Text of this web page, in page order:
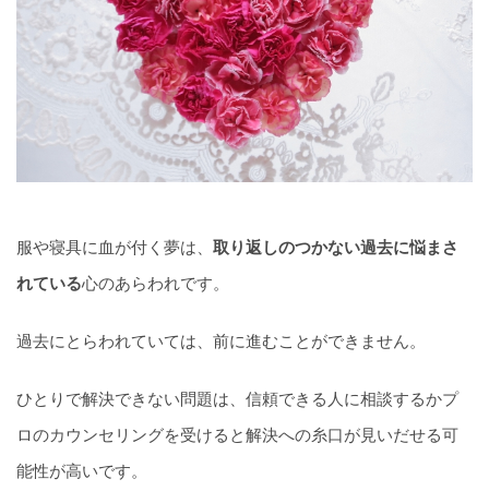
服や寝具に血が付く夢は、 取り返しのつかない過去に悩まさ
れている心のあらわれです。
過去にとらわれていては、前に進むことができません。
ひとりで解決できない問題は、信頼できる人に相談するかプ
ロのカウンセリングを受けると解決への糸口が見いだせる可
能性が高いです。